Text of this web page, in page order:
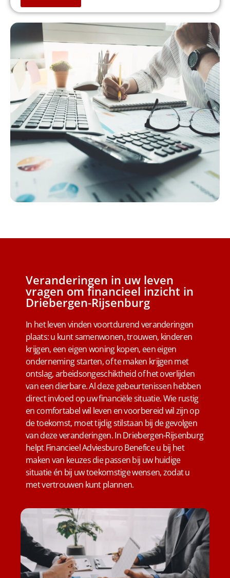
Veranderingen in uw leven
vragen om financieel inzicht in
Driebergen-Rijsenburg
In het leven vinden voortdurend veranderingen
plaats: u kunt samenwonen, trouwen, kinderen
krijgen, een eigen woning kopen, een eigen
onderneming starten, of te maken krijgen met
ontslag, arbeidsongeschiktheid of het overlijden
van een dierbare. Al deze gebeurtenissen hebben
direct invloed op uw financiële situatie. Wie rustig
en comfortabel wil leven en voorbereid wil zijn op
de toekomst, moet tijdig stilstaan bij de gevolgen
van deze veranderingen. In Driebergen-Rijsenburg
helpt Financieel Adviesburo Benefice u bij het
maken van keuzes die passen bij uw huidige
situatie én bij uw toekomstige wensen, zodat u
met vertrouwen kunt plannen.